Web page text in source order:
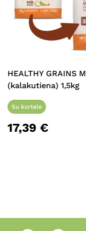
HEALTHY GRAINS
(kalakutiena) 1,5kg
Su kortele
17,39 €